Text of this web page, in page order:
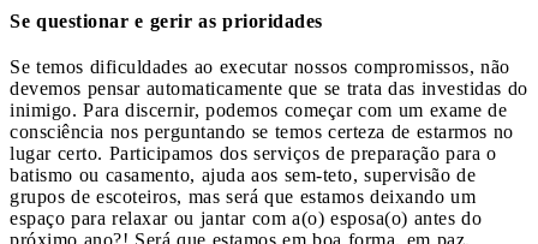
Se questionar e gerir as prioridades
Se temos dificuldades ao executar nossos compromissos, não
devemos pensar automaticamente que se trata das investidas do
inimigo. Para discernir, podemos começar com um exame de
consciência nos perguntando se temos certeza de estarmos no
lugar certo. Participamos dos serviços de preparação para o
batismo ou casamento, ajuda aos sem-teto, supervisão de
grupos de escoteiros, mas será que estamos deixando um
espaço para relaxar ou jantar com a(o) esposa(o) antes do
próximo ano?! Será que estamos em boa forma, em paz,